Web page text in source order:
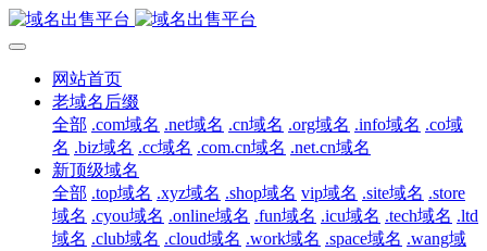
网站首页
老域名后缀
全部 .com域名 .net域名 .cn域名 .org域名 .info域名 .co域
名 .biz域名 .cc域名 .com.cn域名 .net.cn域名
新顶级域名
全部 .top域名 .xyz域名 .shop域名 vip域名 .site域名 .store
域名 .cyou域名 .online域名 .fun域名 .icu域名 .tech域名 .ltd
域名 .club域名 .cloud域名 .work域名 .space域名 .wang域